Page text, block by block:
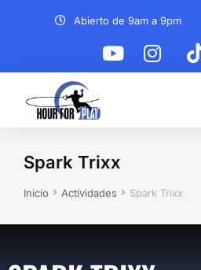
Abierto de 9am a 9pm
Spark Trixx
Estás aquí:
Inicio Actividades Spark Trixx